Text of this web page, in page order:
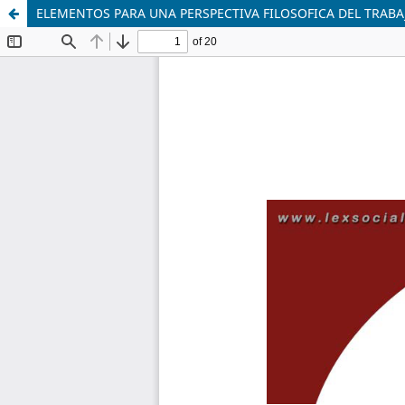
ELEMENTOS PARA UNA PERSPECTIVA FILOSOFICA DEL